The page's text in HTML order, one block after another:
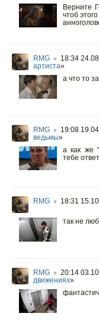
Верните
чтоб
RMG ○ 18:34
артиста»
а что то
RMG ○ 19:08
ведьмы»
а как же
тебе
RMG ○ 18:31
так не
RMG ○ 20:14
движениях»